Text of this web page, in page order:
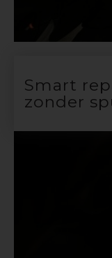
Smart
zonder